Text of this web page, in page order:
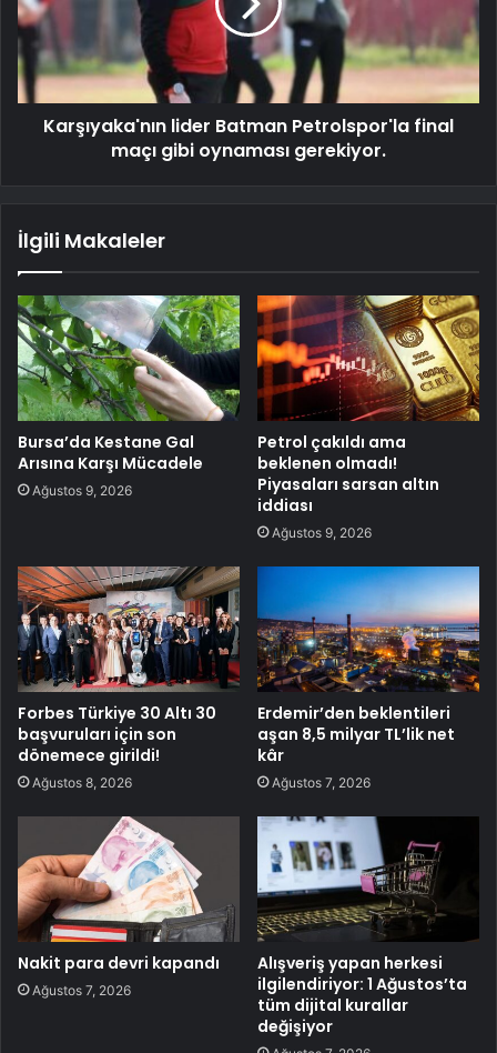
Karşıyaka'nın lider Batman Petrolspor'la final
maçı gibi oynaması gerekiyor.
İlgili Makaleler
Bursa’da Kestane Gal
Arısına Karşı Mücadele
Ağustos 9, 2026
Petrol çakıldı ama
beklenen olmadı!
Piyasaları sarsan altın
iddiası
Ağustos 9, 2026
Forbes Türkiye 30 Altı 30
başvuruları için son
dönemece girildi!
Ağustos 8, 2026
Erdemir’den beklentileri
aşan 8,5 milyar TL’lik net
kâr
Ağustos 7, 2026
Nakit para devri kapandı
Ağustos 7, 2026
Alışveriş yapan herkesi
ilgilendiriyor: 1 Ağustos’ta
tüm dijital kurallar
değişiyor